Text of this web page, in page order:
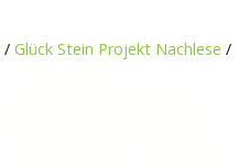
/ Glück Stein Projekt Nachlese /